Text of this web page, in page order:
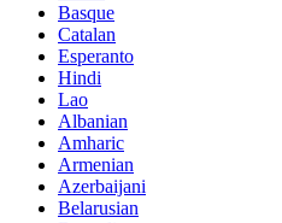
Basque
Catalan
Esperanto
Hindi
Lao
Albanian
Amharic
Armenian
Azerbaijani
Belarusian